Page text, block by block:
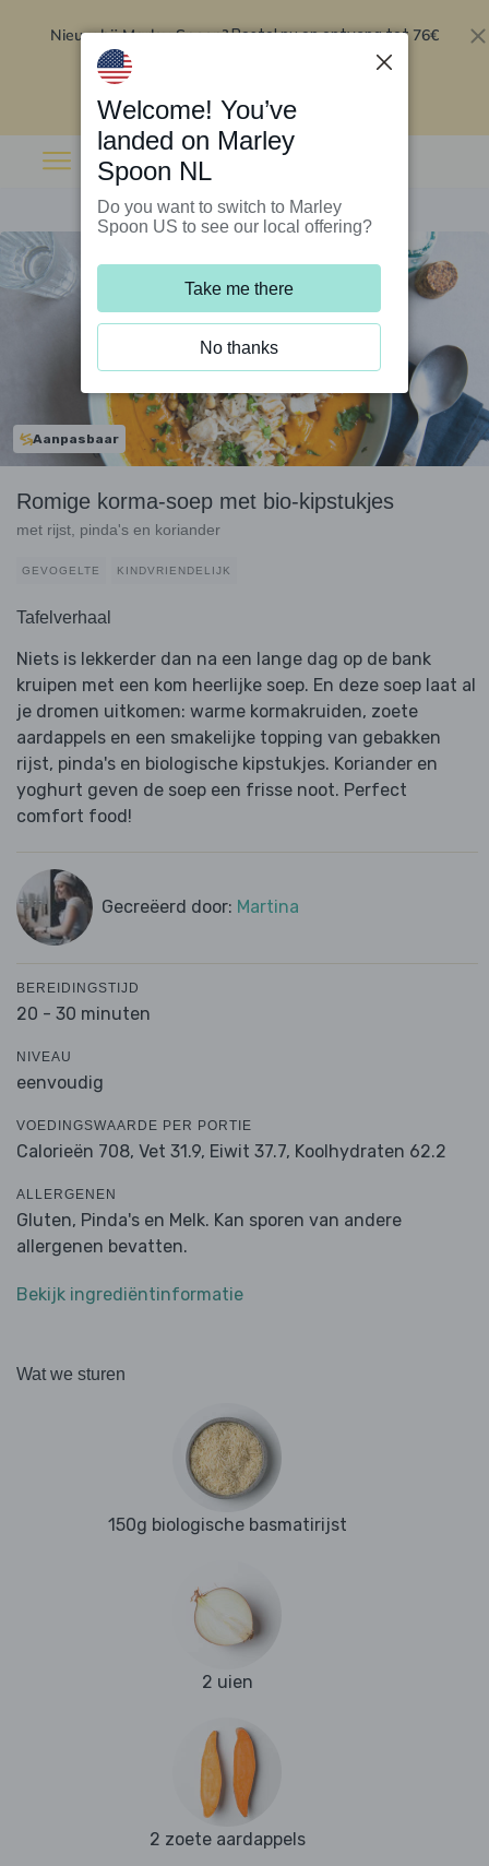
Nieuw bij Marley Spoon?Bestel nu en ontvang tot 76€
Aanpasbaar
Romige korma-soep met bio-kipstukjes
met rijst, pinda's en koriander
GEVOGELTE KINDVRIENDELIJK
Tafelverhaal
Niets is lekkerder dan na een lange dag op de bank
kruipen met een kom heerlijke soep. En deze soep laat al
je dromen uitkomen: warme kormakruiden, zoete
aardappels en een smakelijke topping van gebakken
rijst, pinda's en biologische kipstukjes. Koriander en
yoghurt geven de soep een frisse noot. Perfect
comfort food!
Gecreëerd door: Martina
BEREIDINGSTIJD
20 - 30 minuten
NIVEAU
eenvoudig
VOEDINGSWAARDE PER PORTIE
Calorieën 708, Vet 31.9, Eiwit 37.7, Koolhydraten 62.2
ALLERGENEN
Gluten, Pinda's en Melk. Kan sporen van andere
allergenen bevatten.
Bekijk ingrediëntinformatie
Wat we sturen
150g biologische basmatirijst
2 uien
2 zoete aardappels
Welcome! You’ve
landed on Marley
Spoon NL
Do you want to switch to Marley
Spoon US to see our local offering?
Take me there
No thanks